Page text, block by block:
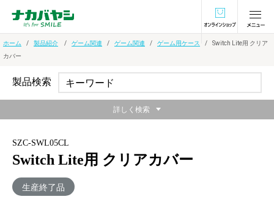
オンラインショ
ホーム 製品紹介 ゲーム関連 ゲーム関連 ゲーム用ケース
Switch Lite用 クリア
カバー
SZC-SWL05CL
Switch Lite用 クリアカバー
生産終了品
製品検索
詳しく検索